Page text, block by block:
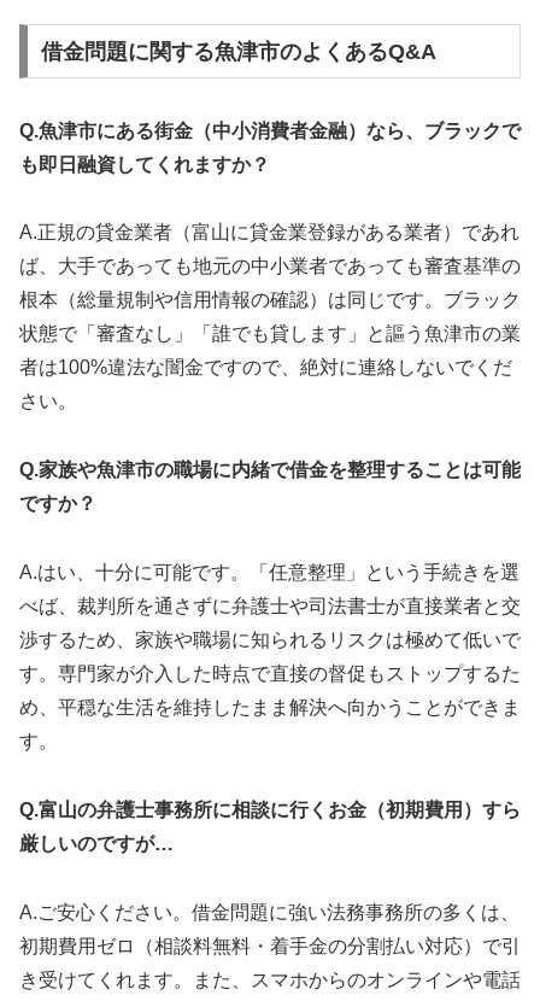
借金問題に関する魚津市のよくあるQ&A
Q.魚津市にある街金（中小消費者金融）なら、ブラックで
も即日融資してくれますか？
A.正規の貸金業者（富山に貸金業登録がある業者）であれ
ば、大手であっても地元の中小業者であっても審査基準の
根本（総量規制や信用情報の確認）は同じです。ブラック
状態で「審査なし」「誰でも貸します」と謳う魚津市の業
者は100%違法な闇金ですので、絶対に連絡しないでくだ
さい。
Q.家族や魚津市の職場に内緒で借金を整理することは可能
ですか？
A.はい、十分に可能です。「任意整理」という手続きを選
べば、裁判所を通さずに弁護士や司法書士が直接業者と交
渉するため、家族や職場に知られるリスクは極めて低いで
す。専門家が介入した時点で直接の督促もストップするた
め、平穏な生活を維持したまま解決へ向かうことができま
す。
Q.富山の弁護士事務所に相談に行くお金（初期費用）すら
厳しいのですが…
A.ご安心ください。借金問題に強い法務事務所の多くは、
初期費用ゼロ（相談料無料・着手金の分割払い対応）で引
き受けてくれます。また、スマホからのオンラインや電話